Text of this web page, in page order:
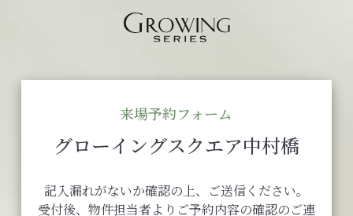
来場予約フォーム
グローイングスクエア中村橋
記入漏れがないか確認の上、ご送信ください。
受付後、物件担当者よりご予約内容の確認のご連